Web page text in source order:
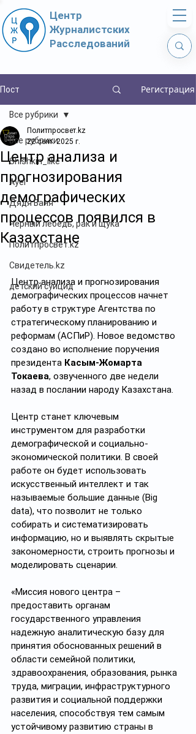
Центр
Журналистских
Расследований
Пост Регистрация
Все рубрики
Shishkin_like
Ayel
Дядя Ваня
Чёрный лебедь, рак и щука
Политпросвет.kz
Свидетель.kz
детский суицид
Все рубрики
Центр анализа и
прогнозирования
демографических
процессов появился в
Казахстане
Политпросвет.kz
22 сент. 2025 г.
Центр анализа и прогнозирования
демографических процессов начнет
работу в структуре Агентства по
стратегическому планированию и
реформам (АСПиР). Новое ведомство
создано во исполнение поручения
президента Касым-Жомарта
Токаева, озвученного две недели
назад в послании народу Казахстана.
Центр станет ключевым
инструментом для разработки
демографической и социально-
экономической политики. В своей
работе он будет использовать
искусственный интеллект и так
называемые большие данные (Big
data), что позволит не только
собирать и систематизировать
информацию, но и выявлять скрытые
закономерности, строить прогнозы и
моделировать сценарии.
«Миссия нового центра –
предоставить органам
государственного управления
надежную аналитическую базу для
принятия обоснованных решений в
области семейной политики,
здравоохранения, образования, рынка
труда, миграции, инфраструктурного
развития и социальной поддержки
населения, способствуя тем самым
устойчивому развитию страны в